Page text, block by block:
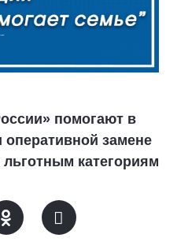
помогают в
оперативной замене
категориям